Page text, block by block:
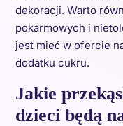
dekoracji. Warto
pokarmowych i
jest mieć w ofercie
dodatku cukru.
Jakie
dzieci będą